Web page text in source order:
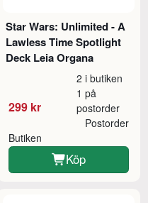
Star Wars: Unlimited - A
Lawless Time Spotlight
Deck Leia Organa
299 kr
2 i butiken
1 på
postorder
Butiken
Postorder
Köp